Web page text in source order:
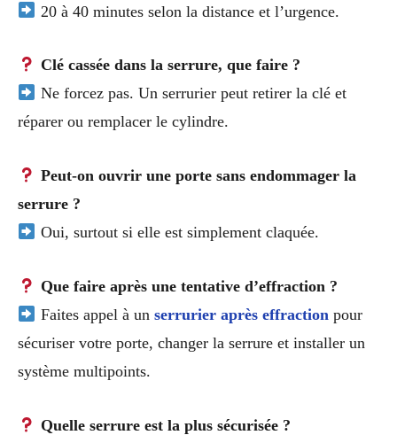
20 à 40 minutes selon la distance et l’urgence.
Clé cassée dans la serrure, que faire ?
Ne forcez pas. Un serrurier peut retirer la clé et
réparer ou remplacer le cylindre.
Peut-on ouvrir une porte sans endommager la
serrure ?
Oui, surtout si elle est simplement claquée.
Que faire après une tentative d’effraction ?
Faites appel à un serrurier après effraction pour
sécuriser votre porte, changer la serrure et installer un
système multipoints.
Quelle serrure est la plus sécurisée ?